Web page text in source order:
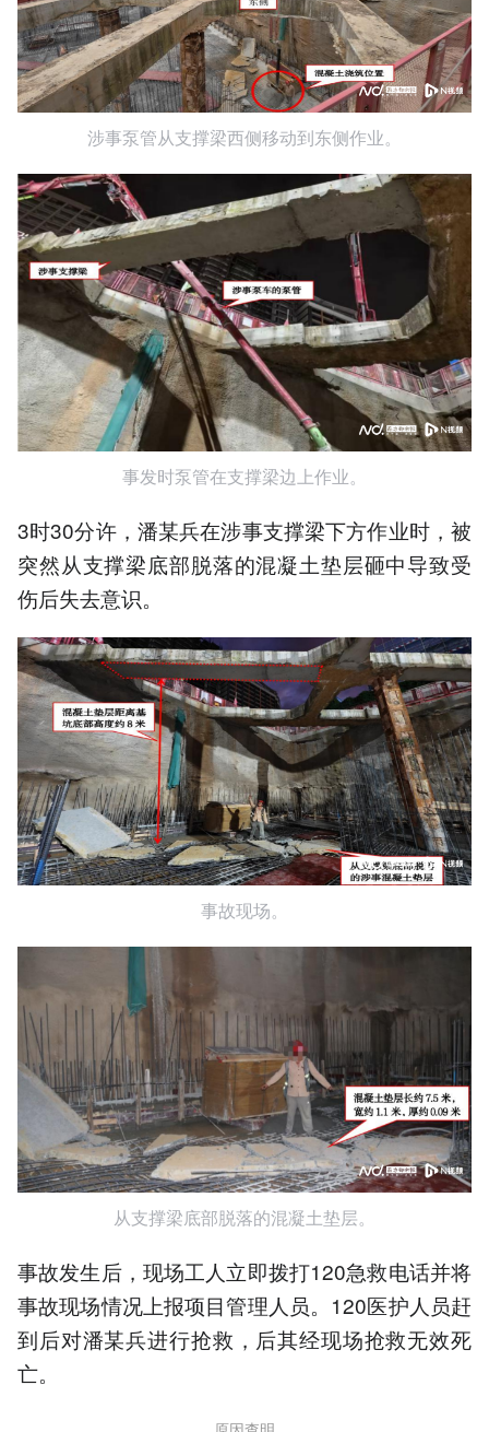
涉事泵管从支撑梁西侧移动到东侧作业。
事发时泵管在支撑梁边上作业。
3时30分许，潘某兵在涉事支撑梁下方作业时，被
突然从支撑梁底部脱落的混凝土垫层砸中导致受
伤后失去意识。
事故现场。
从支撑梁底部脱落的混凝土垫层。
事故发生后，现场工人立即拨打120急救电话并将
事故现场情况上报项目管理人员。120医护人员赶
到后对潘某兵进行抢救，后其经现场抢救无效死
亡。